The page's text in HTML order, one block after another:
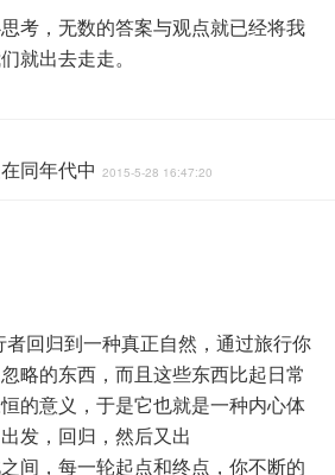
考，无数的答案与观点就已经将我
就出去走走。
同年代中 2015-5-28 16:47:20
者回归到一种真正自然，通过旅行你
略的东西，而且这些东西比起日常
的意义，于是它也就是一种内心体
发，回归，然后又出
间，每一轮起点和终点，你不断的